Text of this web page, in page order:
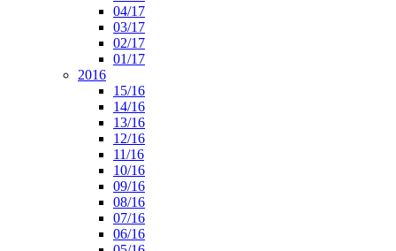
04/17
03/17
02/17
01/17
2016
15/16
14/16
13/16
12/16
11/16
10/16
09/16
08/16
07/16
06/16